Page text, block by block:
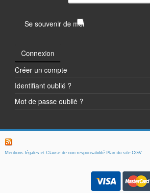
Se souvenir de moi
Connexion
Créer un compte
Identifiant oublié ?
Mot de passe oublié ?
Mentions légales et Clause de non-responsabilité Plan du site CGV